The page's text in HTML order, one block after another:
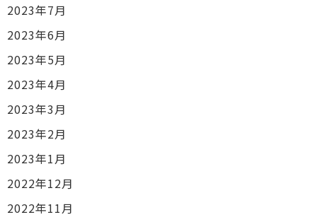
2023年7月
2023年6月
2023年5月
2023年4月
2023年3月
2023年2月
2023年1月
2022年12月
2022年11月